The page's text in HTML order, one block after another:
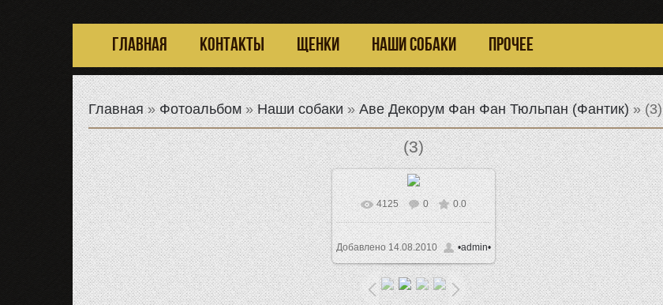
ГЛАВНАЯ КОНТАКТЫ ЩЕНКИ НАШИ СОБАКИ ПРОЧЕЕ
Главная»Фотоальбом»Наши собаки»Аве Декорум Фан Фан Тюльпан (Фантик)» (3)
(3)
В реальном размере
1024x768/ 81.7Kb
4125 0 0.0
Добавлено14.08.2010 •admin•